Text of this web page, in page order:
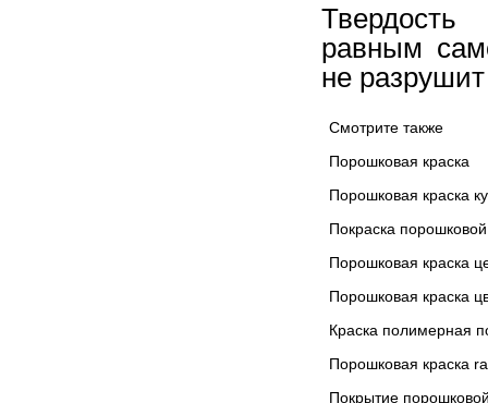
Твердость
равным
не
Смотрите также
Порошковая краска
Порошковая краска
Покраска
Порошковая краска
Порошковая краска
Краска полимерная
Порошковая краска
Покрытие